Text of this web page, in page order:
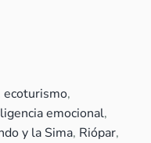
ecoturismo,
emocional,
y la Sima, Riópar,